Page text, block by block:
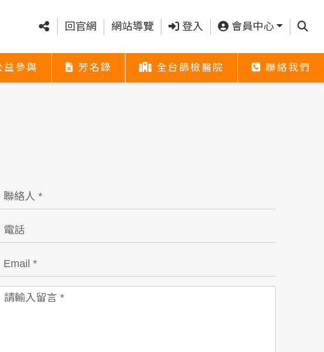
回官網 網站導覽 登入 會員中心 查詢
益參與
益參與
義賣 芳名錄
芳名錄 全台篩檢醫院
全台篩檢醫院 聯絡我們
聯絡我們